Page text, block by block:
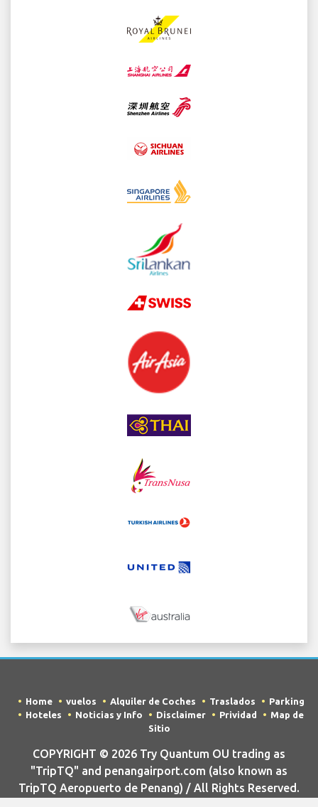
Home vuelos Alquiler de Coches Traslados
Parking
Hoteles
Noticias y Info Disclaimer Prividad
Map de
Sitio
COPYRIGHT © 2026 Try Quantum OU trading as
"TripTQ" and penangairport.com (also known as
TripTQ Aeropuerto de Penang) / All Rights Reserved.